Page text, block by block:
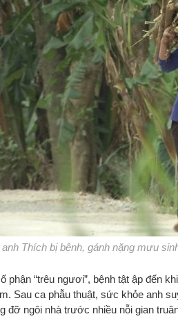
Thích bị bệnh, gánh nặng mưu
phận “trêu ngươi”, bệnh tật ập đến
Sau ca phẫu thuật, sức khỏe anh
đỡ ngôi nhà trước nhiều nỗi gian